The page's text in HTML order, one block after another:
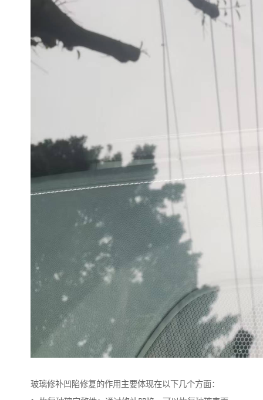
玻璃修补凹陷修复的作用主要体现在以下几个方面：